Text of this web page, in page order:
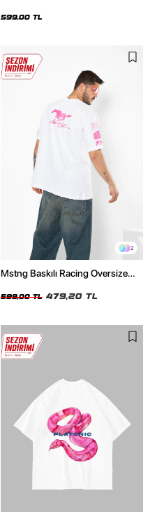
599,00 TL
2
Mstng Baskılı Racing Oversize
599,00 TL 479,20 TL